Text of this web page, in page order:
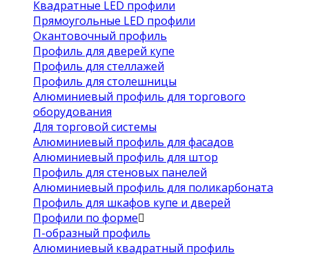
Квадратные LED профили
Прямоугольные LED профили
Окантовочный профиль
Профиль для дверей купе
Профиль для стеллажей
Профиль для столешницы
Алюминиевый профиль для торгового
оборудования
Для торговой системы
Алюминиевый профиль для фасадов
Алюминиевый профиль для штор
Профиль для стеновых панелей
Алюминиевый профиль для поликарбоната
Профиль для шкафов купе и дверей
Профили по форме
П-образный профиль
Алюминиевый квадратный профиль